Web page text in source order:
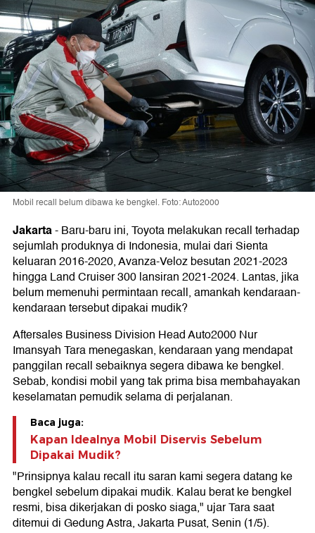
Mobil recall belum dibawa ke bengkel. Foto: Auto2000
Jakarta-Baru-baru ini, Toyota melakukan recall terhadap
sejumlah produknya di Indonesia, mulai dari Sienta
keluaran 2016-2020, Avanza-Veloz besutan 2021-2023
hingga Land Cruiser 300 lansiran 2021-2024. Lantas, jika
belum memenuhi permintaan recall, amankah kendaraan-
kendaraan tersebut dipakai mudik?
Aftersales Business Division Head Auto2000 Nur
Imansyah Tara menegaskan, kendaraan yang mendapat
panggilan recall sebaiknya segera dibawa ke bengkel.
Sebab, kondisi mobil yang tak prima bisa membahayakan
keselamatan pemudik selama di perjalanan.
Baca juga:
Kapan Idealnya Mobil Diservis Sebelum
Dipakai Mudik?
"Prinsipnya kalau recall itu saran kami segera datang ke
bengkel sebelum dipakai mudik. Kalau berat ke bengkel
resmi, bisa dikerjakan di posko siaga," ujar Tara saat
ditemui di Gedung Astra, Jakarta Pusat, Senin (1/5).